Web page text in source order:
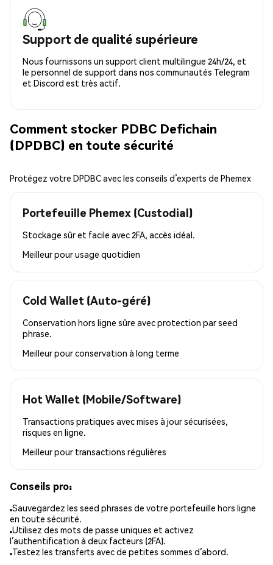
Support de qualité supérieure
Nous fournissons un support client multilingue 24h/24, et
le personnel de support dans nos communautés Telegram
et Discord est très actif.
Comment stocker PDBC Defichain
(DPDBC) en toute sécurité
Protégez votre DPDBC avec les conseils d’experts de Phemex
Portefeuille Phemex (Custodial)
Stockage sûr et facile avec 2FA, accès idéal.
Meilleur pourusage quotidien
Cold Wallet (Auto-géré)
Conservation hors ligne sûre avec protection par seed
phrase.
Meilleur pourconservation à long terme
Hot Wallet (Mobile/Software)
Transactions pratiques avec mises à jour sécurisées,
risques en ligne.
Meilleur pour transactions régulières
Conseils pro:
Sauvegardez les seed phrases de votre portefeuille hors ligne
en toute sécurité.
Utilisez des mots de passe uniques et activez
l’authentification à deux facteurs (2FA).
Testez les transferts avec de petites sommes d’abord.